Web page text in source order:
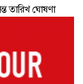
তারিখ ঘোষণা
দাগ, স্মৃতিতে